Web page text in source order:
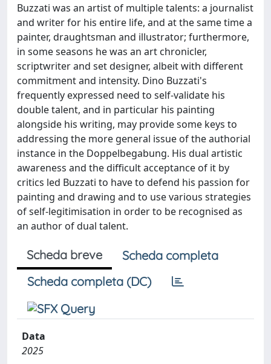
Buzzati was an artist of multiple talents: a journalist
and writer for his entire life, and at the same time a
painter, draughtsman and illustrator; furthermore,
in some seasons he was an art chronicler,
scriptwriter and set designer, albeit with different
commitment and intensity. Dino Buzzati's
frequently expressed need to self-validate his
double talent, and in particular his painting
alongside his writing, may provide some keys to
addressing the more general issue of the authorial
instance in the Doppelbegabung. His dual artistic
awareness and the difficult acceptance of it by
critics led Buzzati to have to defend his passion for
painting and drawing and to use various strategies
of self-legitimisation in order to be recognised as
an author of dual talent.
Scheda breve
Scheda completa
Scheda completa (DC)
Data
2025